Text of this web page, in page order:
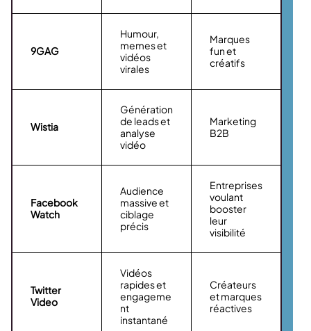
9GAG
Humour,
memes et
vidéos
virales
Marques
fun et
créatifs
Wistia
Génération
de leads et
analyse
vidéo
Marketing
B2B
Facebook
Watch
Audience
massive et
ciblage
précis
Entreprises
voulant
booster
leur
visibilité
Twitter
Video
Vidéos
rapides et
engageme
nt
instantané
Créateurs
et marques
réactives